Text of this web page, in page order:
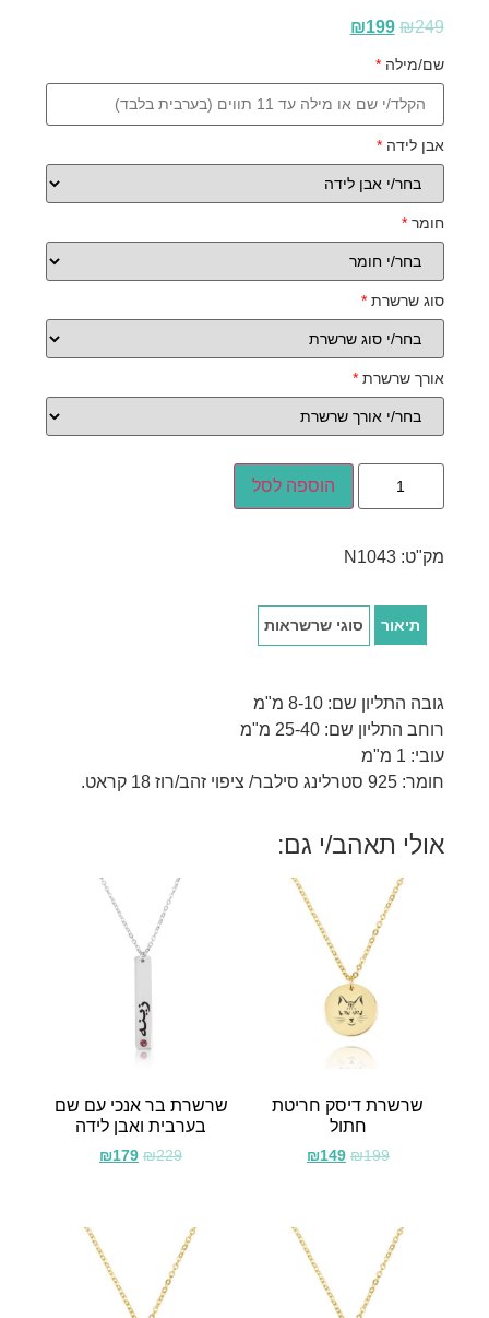
₪249
₪199
שם/מילה*
אבן לידה*
חומר*
סוג שרשרת*
אורך שרשרת*
הוספה לסל
מק"ט:N1043
תיאור סוגי שרשראות
גובה התליון שם: 8-10 מ"מ
רוחב התליון שם: 25-40 מ"מ
עובי: 1 מ"מ
חומר: 925 סטרלינג סילבר/ ציפוי זהב/רוז 18 קראט.
אולי תאהב/י גם:
שרשרת דיסק חריטת
חתול
₪199
₪149
שרשרת בר אנכי עם שם
בערבית ואבן לידה
₪229
₪179